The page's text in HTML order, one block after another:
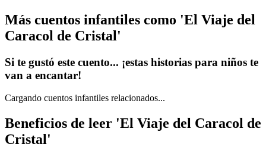
Más cuentos infantiles como 'El Viaje del
Caracol de Cristal'
Si te gustó este cuento... ¡estas historias para niños te
van a encantar!
Cargando cuentos infantiles relacionados...
Beneficios de leer 'El Viaje del Caracol de
Cristal'